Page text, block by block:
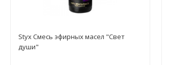
Styx Смесь эфирных масел "Свет
души"